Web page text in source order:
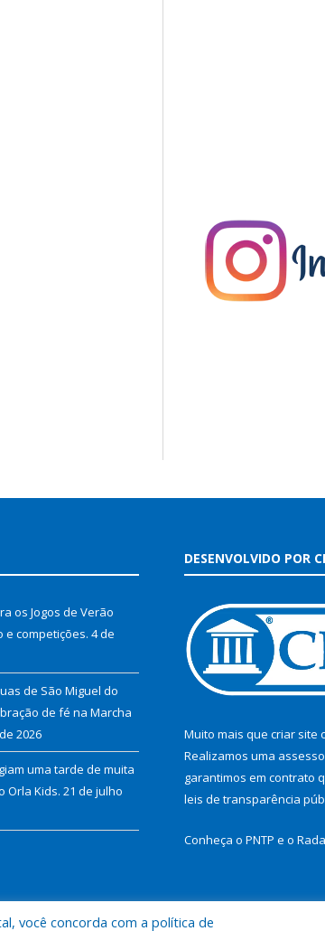
os Jogos de Verão
e competições. 4 de
de São Miguel do
de fé na Marcha
2026
uma tarde de muita
Orla Kids. 21 de julho
DESENVOLVIDO POR
Muito mais que criar site
Realizamos uma
garantimos em contrato
leis de transparência
Conheça o PNTP e o
você concorda com a política de